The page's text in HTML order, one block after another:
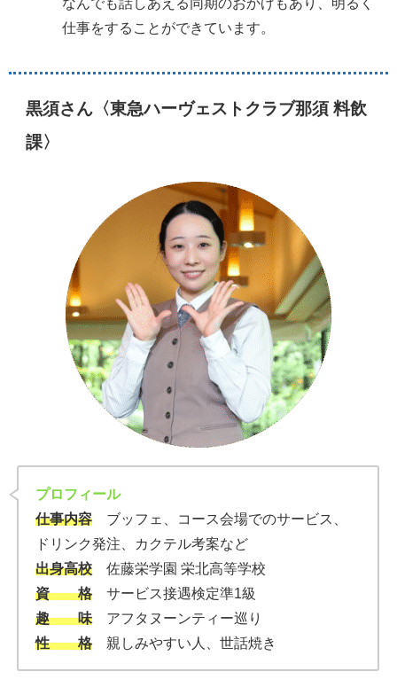
仕事をすることができています。
黒須さん〈東急ハーヴェストクラブ那須 料飲
課〉
プロフィール
仕事内容
ブッフェ、コース会場でのサービス、
ドリンク発注、カクテル考案など
出身高校
佐藤栄学園 栄北高等学校
資 格
サービス接遇検定準1級
趣 味
アフタヌーンティー巡り
性 格
親しみやすい人、世話焼き